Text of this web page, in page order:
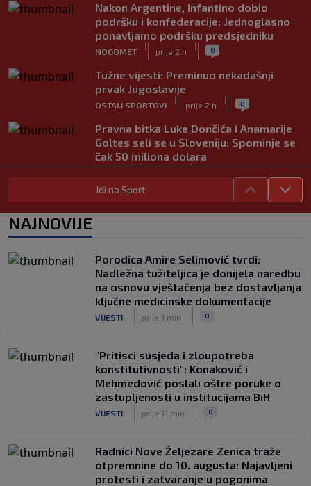
Nakon Argentine, Infantino dobio
podršku i konfederacije: Jednoglasno
ponavljamo podršku predsjedniku
NOGOMET
|
prije 2 h
| 0
Tužne vijesti: Preminuo nekadašnji
prvak Jugoslavije
OSTALI SPORTOVI
|
prije 2 h
| 0
Pravna bitka Luke Dončića i Anamarije
Goltes seli se u Sloveniju: Spominje se
čak 50 miliona dolara
| |
Danas počinje nova sezona šampionata
Infantino u jeku brojnih kritika, dobio
javnu podršku jednog nogometnog
saveza, ali i jednu kritiku
NOGOMET
|
prije 4 h
| 0
Idi na Sport
NAJNOVIJE
Porodica Amire Selimović tvrdi:
Nadležna tužiteljica je donijela naredbu
na osnovu vještačenja bez dostavljanja
ključne medicinske dokumentacije
VIJESTI prije 1 min 0
"Pritisci susjeda i zloupotreba
konstitutivnosti": Konaković i
Mehmedović poslali oštre poruke o
zastupljenosti u institucijama BiH
VIJESTI prije 11 min 0
Radnici Nove Željezare Zenica traže
otpremnine do 10. augusta: Najavljeni
protesti i zatvaranje u pogonima